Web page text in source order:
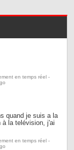
en temps réel -
quand je suis a la
à la telévision, j'ai
en temps réel -